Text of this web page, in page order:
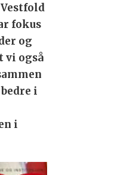
fokus
og
vi også
i
i